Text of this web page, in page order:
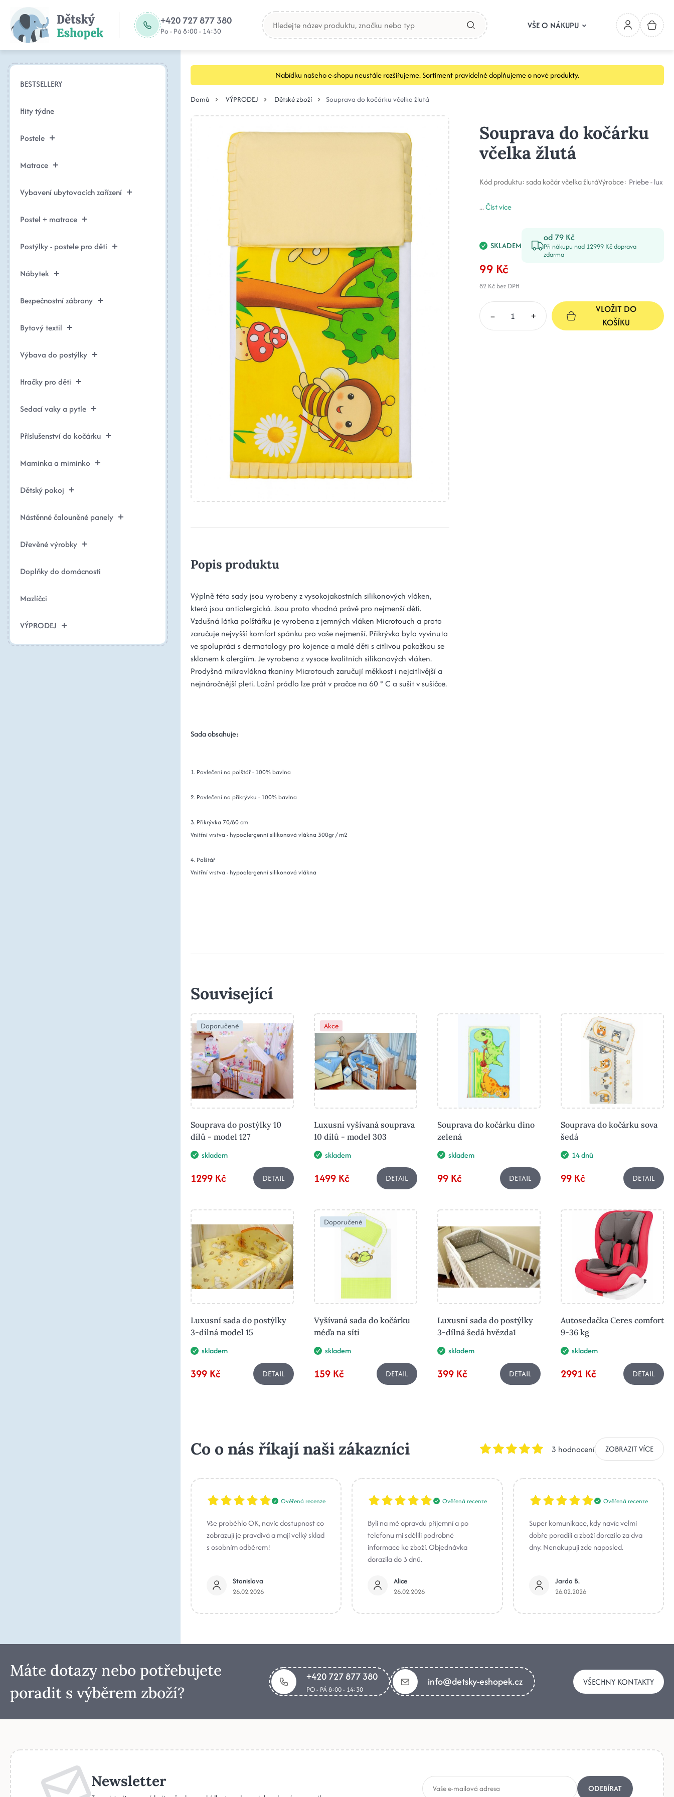
+420 727 877 380
Po - Pá 8:00 - 14:30
VŠE O NÁKUPU
BESTSELLERY
Hity týdne
Postele
Matrace
Vybavení ubytovacích zařízení
Postel + matrace
Postýlky - postele pro děti
Nábytek
Bezpečnostní zábrany
Bytový textil
Výbava do postýlky
Hračky pro děti
Sedací vaky a pytle
Příslušenství do kočárku
Maminka a miminko
Dětský pokoj
Nástěnné čalouněné panely
Dřevěné výrobky
Doplňky do domácnosti
Mazlíčci
VÝPRODEJ
Nabídku našeho e-shopu neustále rozšiřujeme. Sortiment pravidelně doplňujeme o nové produkty.
Domů VÝPRODEJ Dětské zboží Souprava do kočárku včelka žlutá
Popis produktu
Výplně této sady jsou vyrobeny z vysokojakostních silikonových vláken,
která jsou antialergická. Jsou proto vhodná právě pro nejmenší děti.
Vzdušná látka polštářku je vyrobena z jemných vláken Microtouch a proto
zaručuje nejvyšší komfort spánku pro vaše nejmenší. Přikrývka byla vyvinuta
ve spolupráci s dermatology pro kojence a malé děti s citlivou pokožkou se
sklonem k alergiím. Je vyrobena z vysoce kvalitních silikonových vláken.
Prodyšná mikrovlákna tkaniny Microtouch zaručují měkkost i nejcitlivější a
nejnáročnější pleti. Ložní prádlo lze prát v pračce na 60 ° C a sušit v sušičce.
Sada obsahuje:
1. Povlečení na polštář - 100% bavlna
2. Povlečení na přikrývku - 100% bavlna
3. Přikrývka 70/80 cm
Vnitřní vrstva - hypoalergenní silikonová vlákna 300gr / m2
4. Polštář
Vnitřní vrstva - hypoalergenní silikonová vlákna
Souprava do kočárku
včelka žlutá
Kód produktu: sada kočár včelka žlutáVýrobce: Priebe - lux
...Číst více
SKLADEM
od 79 Kč
Při nákupu nad 12999 Kč doprava
zdarma
99 Kč
82 Kčbez DPH
– +
VLOŽIT DO
KOŠÍKU
Související
Doporučené
Souprava do postýlky 10
dílů - model 127
skladem
1299 Kč DETAIL
Akce
Luxusní vyšívaná souprava
10 dílů - model 303
skladem
1499 Kč DETAIL
Souprava do kočárku dino
zelená
skladem
99 Kč DETAIL
Souprava do kočárku sova
šedá
14 dnů
99 Kč DETAIL
Luxusní sada do postýlky
3-dílná model 15
skladem
399 Kč DETAIL
Doporučené
Vyšívaná sada do kočárku
méďa na síti
skladem
159 Kč DETAIL
Luxusní sada do postýlky
3-dílná šedá hvězda1
skladem
399 Kč DETAIL
Autosedačka Ceres comfort
9-36 kg
skladem
2991 Kč DETAIL
Co o nás říkají naši zákazníci 3 hodnocení ZOBRAZIT VÍCE
Ověřená recenze
Vše proběhlo OK, navíc dostupnost co
zobrazují je pravdivá a mají velký sklad
s osobním odběrem!
Stanislava
26.02.2026
Ověřená recenze
Byli na mě opravdu příjemní a po
telefonu mi sdělili podrobné
informace ke zboží. Objednávka
dorazila do 3 dnů.
Alice
26.02.2026
Ověřená recenze
Super komunikace, kdy navíc velmi
dobře poradili a zboží dorazilo za dva
dny. Nenakupuji zde naposled.
Jarda B.
26.02.2026
Máte dotazy nebo potřebujete
poradit s výběrem zboží?
+420 727 877 380
PO - PÁ 8:00 - 14:30
info@detsky-eshopek.cz VŠECHNY KONTAKTY
Newsletter ODEBÍRAT